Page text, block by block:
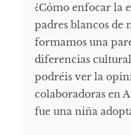
¿Cómo enfocar la
padres blancos de
formamos una
diferencias
podréis ver la
colaboradoras en
fue una niña